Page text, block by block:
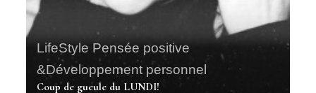
LifeStyle Pensée positive
&Développement personnel
Coup de gueule du LUNDI!